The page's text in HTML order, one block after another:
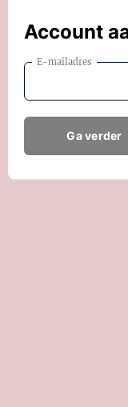
Account
E-mailadres
Ga verder